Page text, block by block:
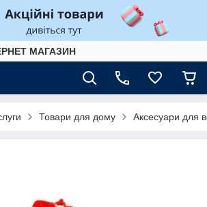
МАГАЗИН
Товари для дому Аксесуари для